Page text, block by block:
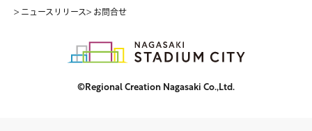
> ニュースリリース> お問合せ
©Regional Creation Nagasaki Co.,Ltd.